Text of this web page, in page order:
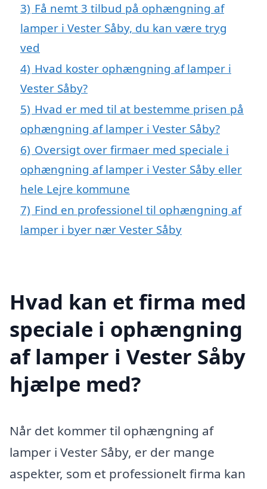
3) Få nemt 3 tilbud på ophængning af
lamper i Vester Såby, du kan være tryg
ved
4) Hvad koster ophængning af lamper i
Vester Såby?
5) Hvad er med til at bestemme prisen på
ophængning af lamper i Vester Såby?
6) Oversigt over firmaer med speciale i
ophængning af lamper i Vester Såby eller
hele Lejre kommune
7) Find en professionel til ophængning af
lamper i byer nær Vester Såby
Hvad kan et firma med
speciale i ophængning
af lamper i Vester Såby
hjælpe med?
Når det kommer til ophængning af
lamper i Vester Såby, er der mange
aspekter, som et professionelt firma kan